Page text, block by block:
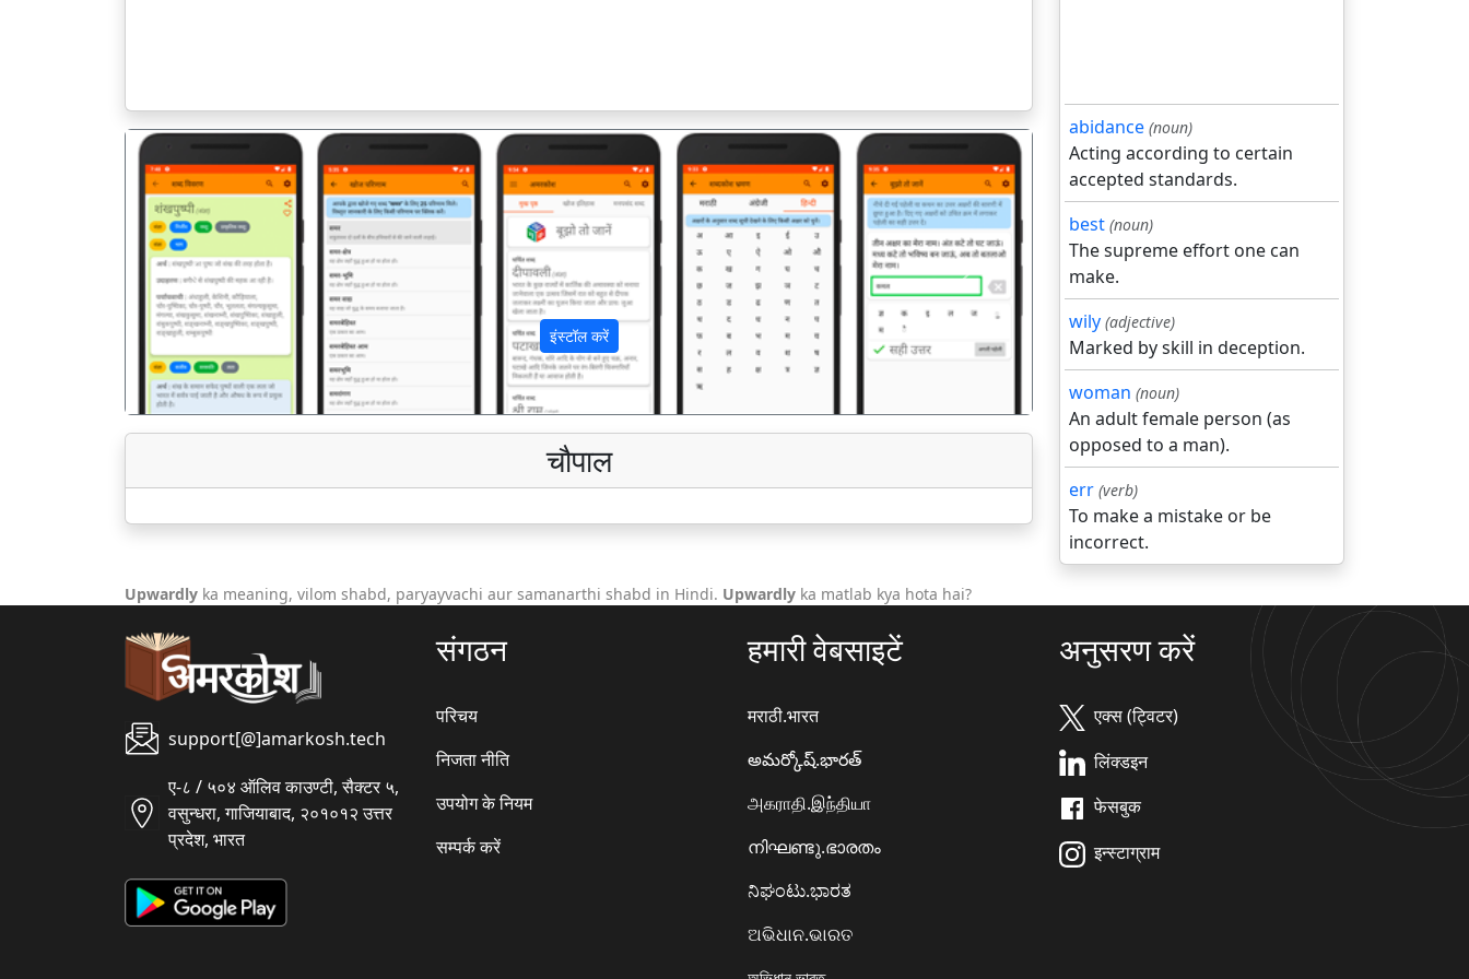
इंस्टॉल करें
पिछला अगला
चौपाल
abidance (noun)
Acting according to certain
accepted standards.
best (noun)
The supreme effort one can
make.
wily (adjective)
Marked by skill in deception.
woman (noun)
An adult female person (as
opposed to a man).
err (verb)
To make a mistake or be
incorrect.
Upwardly ka meaning, vilom shabd, paryayvachi aur samanarthi shabd in Hindi. Upwardly ka matlab kya hota hai?
support[@]amarkosh.tech
ए-८ / ५०४ ऑलिव काउण्टी, सैक्टर ५,
वसुन्धरा, गाजियाबाद, २०१०१२ उत्तर
प्रदेश, भारत
संगठन
परिचय
निजता नीति
उपयोग के नियम
सम्पर्क करें
हमारी वेबसाइटें
मराठी.भारत
అమర్కోష్.భారత్
அகராதி.இந்தியா
നിഘണ്ടു.ഭാരതം
ನಿಘಂಟು.ಭಾರತ
ଅଭିଧାନ.ଭାରତ
अनुसरण करें
एक्स (ट्विटर)
लिंक्डइन
फेसबुक
इन्स्टाग्राम